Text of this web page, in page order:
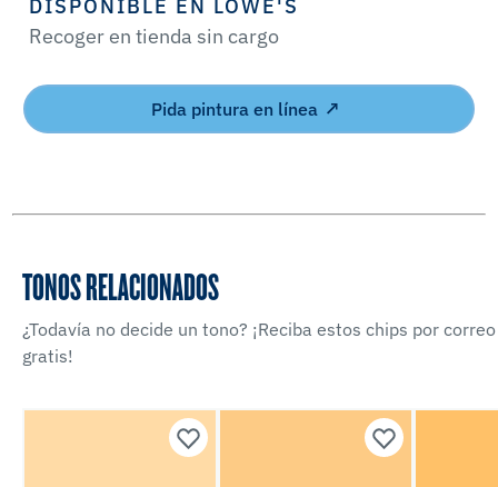
DISPONIBLE EN LOWE'S
Recoger en tienda sin cargo
Pida pintura en línea
TONOS RELACIONADOS
¿Todavía no decide un tono? ¡Reciba estos chips por correo
gratis!